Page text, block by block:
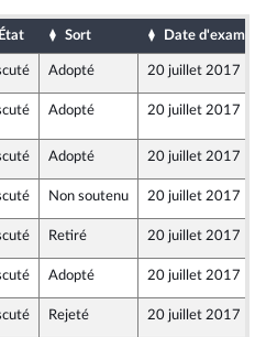
État Sort Date d'examen
Adopté 20 juillet 2017
Adopté 20 juillet 2017
Adopté 20 juillet 2017
UDI, indépendants
Non soutenu 20 juillet 2017
Retiré 20 juillet 2017
Adopté 20 juillet 2017
Rejeté 20 juillet 2017